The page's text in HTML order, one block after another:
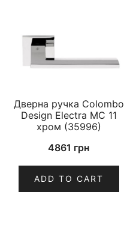
Дверна ручка Colombo
Design Electra MC 11
хром (35996)
4861 грн
ADD TO CART